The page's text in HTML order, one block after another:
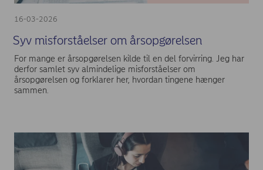
16-03-2026
Syv misforståelser om årsopgørelsen
For mange er årsopgørelsen kilde til en del forvirring. Jeg har
derfor samlet syv almindelige misforståelser om
årsopgørelsen og forklarer her, hvordan tingene hænger
sammen.